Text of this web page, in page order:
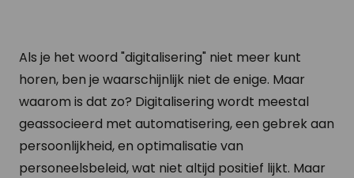
Als je het woord "digitalisering" niet meer kunt
horen, ben je waarschijnlijk niet de enige. Maar
waarom is dat zo? Digitalisering wordt meestal
geassocieerd met automatisering, een gebrek aan
persoonlijkheid, en optimalisatie van
personeelsbeleid, wat niet altijd positief lijkt. Maar